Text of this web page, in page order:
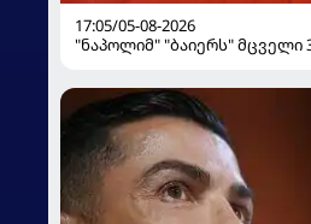
17:05/05-08-2026
"ნაპოლიმ" "ბაიერს" მცველი